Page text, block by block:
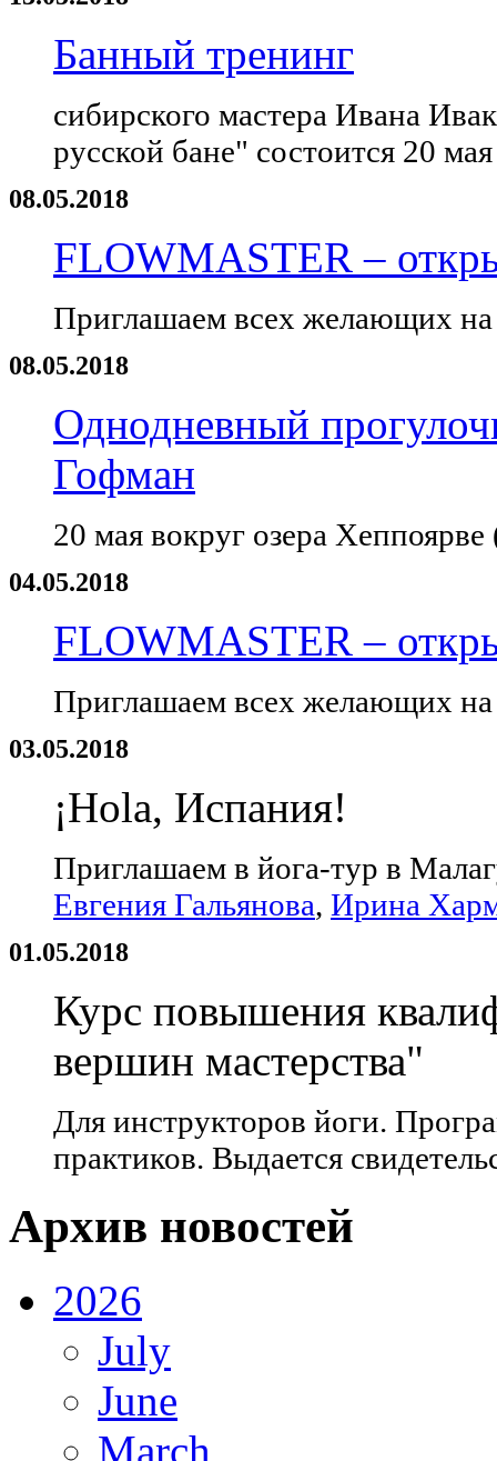
Банный тренинг
сибирского мастера Ивана
русской бане" состоится 20
08.05.2018
FLOWMASTER –
Приглашаем всех желающих
08.05.2018
Однодневный
Гофман
20 мая вокруг озера
04.05.2018
FLOWMASTER –
Приглашаем всех желающих
03.05.2018
¡Hola, Испания!
Приглашаем в йога-тур в
Евгения Гальянова, Ирина
01.05.2018
Курс повышения
вершин мастерства"
Для инструкторов йоги.
практиков. Выдается
Архив новостей
2026
July
June
March